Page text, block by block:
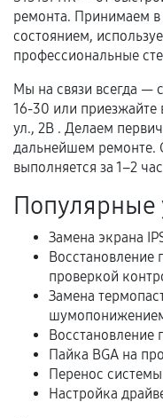
гарантии
Гарантийный
Акт
услуг и сроком
Документы на
и кассовый чек.
Расширенная
В некоторых
расширенной
условия
фиксируются в
Когда
ремонта. Принимаем
состоянием,
профессиональные
Мы на связи всегда —
16-30 или приезжайте
ул., 2В . Делаем
дальнейшем ремонте.
выполняется за 1–2
Популярные
Замена экрана
Восстановление
проверкой
Замена
Восстановление
Пайка BGA на
Перенос
Настройка